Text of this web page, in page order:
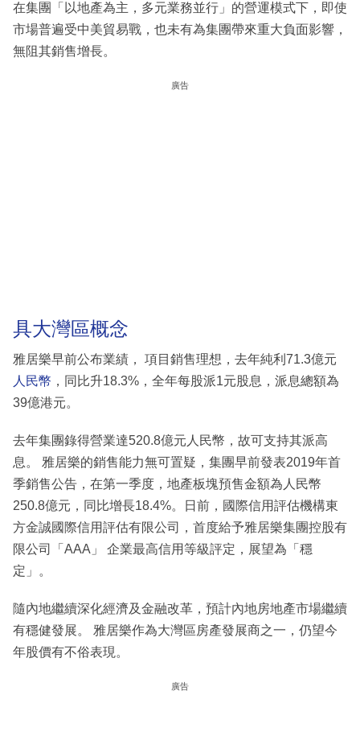
在集團「以地產為主，多元業務並行」的營運模式下，即使
市場普遍受中美貿易戰，也未有為集團帶來重大負面影響，
無阻其銷售增長。
廣告
具大灣區概念
雅居樂早前公布業績， 項目銷售理想，去年純利71.3億元
人民幣 ，同比升18.3%，全年每股派1元股息，派息總額為
39億港元。
去年集團錄得營業達520.8億元人民幣，故可支持其派高
息。 雅居樂的銷售能力無可置疑，集團早前發表2019年首
季銷售公告，在第一季度，地產板塊預售金額為人民幣
250.8億元，同比增長18.4%。日前，國際信用評估機構東
方金誠國際信用評估有限公司，首度給予雅居樂集團控股有
限公司「AAA」 企業最高信用等級評定，展望為「穩
定」。
隨內地繼續深化經濟及金融改革，預計內地房地產市場繼續
有穩健發展。 雅居樂作為大灣區房產發展商之一，仍望今
年股價有不俗表現。
廣告